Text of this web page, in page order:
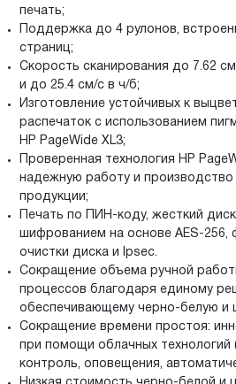
печать;
Поддержка до 4 рулонов,
страниц;
Скорость сканирования до 7.62
и до 25.4 см/с в ч/б;
Изготовление устойчивых к
распечаток с использованием
HP PageWide XL3;
Проверенная технология HP
надежную работу и
продукции;
Печать по ПИН-коду, жесткий
шифрованием на основе AES-256,
очистки диска и Ipsec.
Сокращение объема ручной
процессов благодаря единому
обеспечивающему черно-белую и
Сокращение времени простоя:
при помощи облачных технологий
контроль, оповещения,